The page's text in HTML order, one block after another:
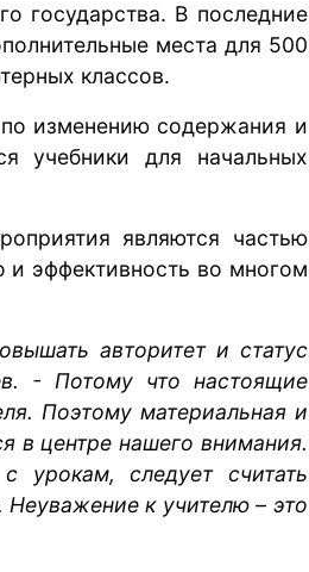
государства. В последние
места для 500
классов.
изменению содержания и
учебники для начальных
являются частью
и эффективность во многом
авторитет и статус
- Потому что настоящие
Поэтому материальная и
в центре нашего внимания.
урокам, следует считать
к учителю – это